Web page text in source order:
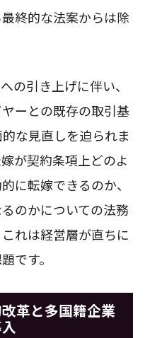
終的な法案からは除
の引き上げに伴い、
ーとの既存の取引基
な見直しを迫られま
が契約条項上どのよ
に転嫁できるのか、
のかについての法務
れは経営層が直ちに
です。
革と多国籍企業